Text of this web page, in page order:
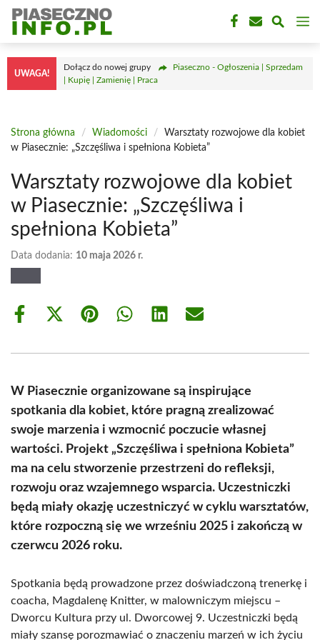
Przejdź
treści
UWAGA!
Dołącz do nowej grupy
Piaseczno - Ogłoszenia | Sprzedam
| Kupię | Zamienię | Praca
Strona główna / Wiadomości /
Warsztaty rozwojowe dla kobiet
w Piasecznie: „Szczęśliwa i spełniona Kobieta”
Warsztaty rozwojowe dla kobiet
w Piasecznie: „Szczęśliwa i
spełniona Kobieta”
Data dodania: 10 maja 2026 r.
Share
Share
(Twitter)
Share Share Share Share
W Piasecznie organizowane są inspirujące
spotkania dla kobiet, które pragną zrealizować
swoje marzenia i wzmocnić poczucie własnej
wartości. Projekt „Szczęśliwa i spełniona Kobieta”
ma na celu stworzenie przestrzeni do refleksji,
rozwoju oraz wzajemnego wsparcia. Uczestniczki
będą miały okazję uczestniczyć w cyklu warsztatów,
które rozpoczną się we wrześniu 2025 i zakończą w
czerwcu 2026 roku.
Spotkania będą prowadzone przez doświadczoną trenerkę i
coacha, Magdalenę Knitter, w malowniczym miejscu –
Dworcu Kultura przy ul. Dworcowej 9. Uczestniczki będą
miały szansę porozmawiać o znaczeniu marzeń w ich życiu